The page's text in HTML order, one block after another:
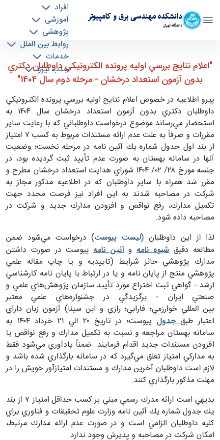
دانشکده مهندسی برق و کامپیوتر
دانشگاه تهران
افراد
آموزشی
پژوهشی
روابط بین الملل
خدمات
جذب نیرو
"اعلام نتايج بررسي اوليه پرونده الكترونيكي
داوطلبان دكتري بدون آزمون استعداد درخشان -
مرحله دوم سال 1404" - ece- دانشکده مهندسی
برق و کامپیوتر
"اعلام نتايج بررسي اوليه پرونده الكترونيكي داوطلبان دكتري
بدون آزمون استعداد درخشان - مرحله دوم سال 1404"
پيرو اطلاعيه در خصوص اعلام نتايج اوليه بررسي پرونده الكترونيكي
داوطلبان دكتري بدون آزمون استعداد درخشان سال ۱۴۰۴ به
استحضار مي‌رساند موضوع درخواست داوطلباني كه با رعايت ساير
مقررات و صرفاً به علت عدم ارائه مستندات مربوط به كسب ۷ امتياز
از بند اول جدول شماره يك آئين نامه در مرحله نخست؛ وضعيت
آنها در سامانه بهستان به صورت عدم تأييد ثبت گرديده بود، در
جلسه مورخ ۲۸/ ۰۲/ ۱۴۰۴ شوراي هدايت استعداد درخشان مطرح و
مقرر شد همراه با ساير داوطلبان كه در اطلاعيه مذكور مجاز به
شركت در مصاحبه شدند به اين افراد نيز فرصت مجدد جهت
تكميل مدارك، رفع نواقص و افزودن مدارك جديد و شركت در
مصاحبه داده شود.
لذا از اين داوطلبان (ليست پيوست) درخواست مي‌شود ضمن
مطالعه دقيق شيوه نامهو آئين نامهپيوست در صورت داشتن
مدارك پژوهشي حائز شرايط (تاييديه و يا چاپ مقاله علمي
پژوهشي منتج از پايان نامه و يا در ارتباط با پايان نامه كارشناسي
ارشد - گواهي ثبت اختراع مورد تأييد سازمان پژوهش‌هاي علمي و
صنعتي ايران - برگزيدگي در جشنواره‌هاي علمي معتبر
بين المللي خوارزمي؛ فارابي؛ رازي و ابن سينا) آزمون زبان داراي
اعتبار طبقجدول
پيوست؛ در تاريخ ۲۰ الي ۲۱ خرداد ۱۴۰۴ به
سامانه بهستان مراجعه و نسبت به تكميل مدارك و رفع نواقص يا
افزودن مستندات جديد اقدام فرمايند. ضمناً يادآوري مي‌شود فقط
به مداركي امتياز تعلق مي‌گيرد كه در سامانه بارگذاري شده باشد و
لازم است داوطلبان آخرين مدارك و مستندات امتيازآور خويش را در
مهلت مذكور بارگذاري كنند.
‌‌‌‌‌‌‌بديهي است ارائه مدرك رسمي مبني بر كسب حداقل امتياز ۷ از بند
يك جدول شماره يك آئين نامه وزارت علوم تحقيقات و فناوري براي
كليه داوطلبان الزامي است و در صورت عدم ارائه مدارك مرتبط،
امكان شركت در مصاحبه و پذيرش وجود ندارد.